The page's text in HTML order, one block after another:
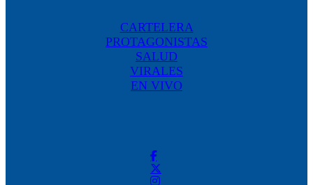
CARTELERA
PROTAGONISTAS
SALUD
VIRALES
EN VIVO